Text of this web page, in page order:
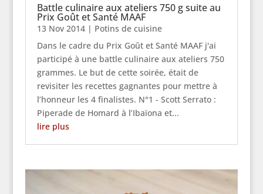
Battle culinaire aux ateliers 750 g suite au
Prix Goût et Santé MAAF
13 Nov 2014| Potins de cuisine
Dans le cadre du Prix Goût et Santé MAAF j'ai
participé à une battle culinaire aux ateliers 750
grammes. Le but de cette soirée, était de
revisiter les recettes gagnantes pour mettre à
l’honneur les 4 finalistes. N°1 - Scott Serrato :
Piperade de Homard à l’Ibaïona et...
lire plus